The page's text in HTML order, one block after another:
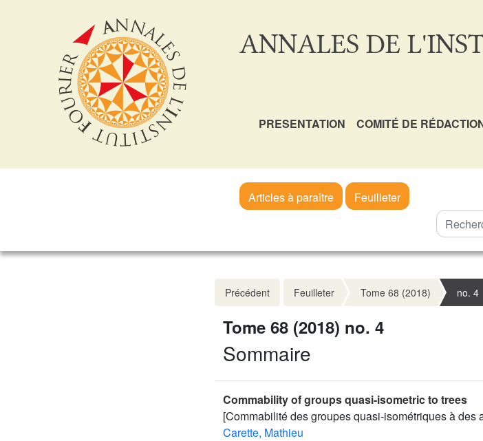
ANNALES DE
PRESENTATION COMITÉ DE
Articles à paraître
Feuilleter
Précédent Feuilleter Tome 68 (2018) no. 4
Tome 68 (2018) no. 4
Sommaire
Commability of groups quasi-isometric to trees
[Commabilité des groupes quasi-isométriques à des
Carette, Mathieu